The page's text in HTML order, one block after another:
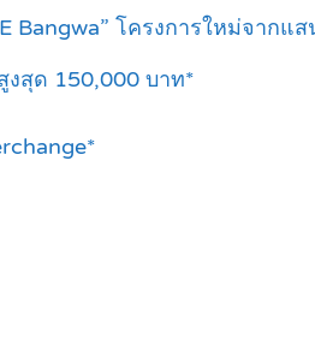
โครงการใหม่จากแ
งสุด 150,000 บาท*